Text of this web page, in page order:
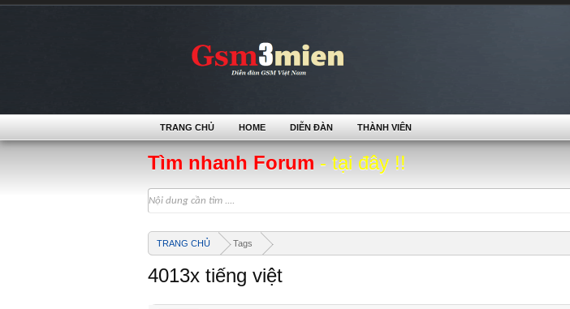
Tìm nhanh Forum - tại đây !!
TRANG CHỦ Tags
4013x tiếng việt
TRANG CHỦ HOME DIỄN ĐÀN THÀNH VIÊN